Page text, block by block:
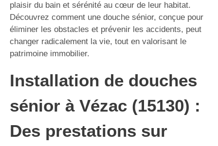
plaisir du bain et sérénité au cœur de leur habitat.
Découvrez comment une douche sénior, conçue pour
éliminer les obstacles et prévenir les accidents, peut
changer radicalement la vie, tout en valorisant le
patrimoine immobilier.
Installation de douches
sénior à Vézac (15130) :
Des prestations sur